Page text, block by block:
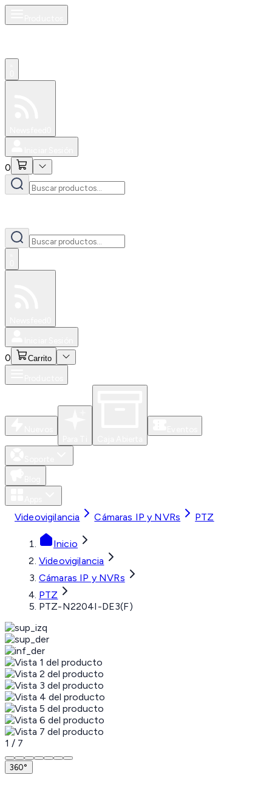
0
0 Carrito
Videovigilancia Cámaras IP y NVRs PTZ
Inicio
Videovigilancia
Cámaras IP y NVRs
PTZ
PTZ-N2204I-DE3(F)
1 / 7
360°